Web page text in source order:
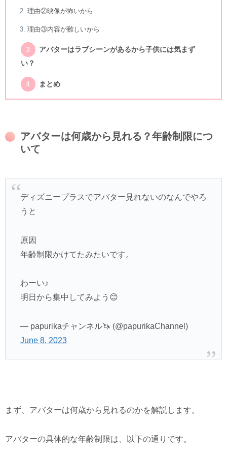
理由②映像が怖いから
理由③内容が難しいから
アバターはラブシーンがあるから子供には気まず
い？
まとめ
アバターは何歳から見れる？年齢制限につ
いて
ディズニープラスでアバター見れないのなんでやろ
うと
原因
年齢制限かけてたみたいです。
わーい♪
明日から集中してみよう😊
— papurikaチャンネル🦄 (@papurikaChannel)
June 8, 2023
まず、アバターは何歳から見れるのかを解説します。
アバターの具体的な年齢制限は、以下の通りです。